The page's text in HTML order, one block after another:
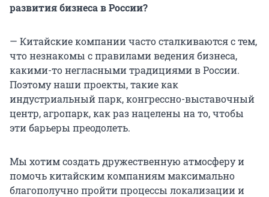
развития бизнеса в России?
— Китайские компании часто сталкиваются с тем,
что незнакомы с правилами ведения бизнеса,
какими-то негласными традициями в России.
Поэтому наши проекты, такие как
индустриальный парк, конгрессно-выставочный
центр, агропарк, как раз нацелены на то, чтобы
эти барьеры преодолеть.
Мы хотим создать дружественную атмосферу и
помочь китайским компаниям максимально
благополучно пройти процессы локализации и